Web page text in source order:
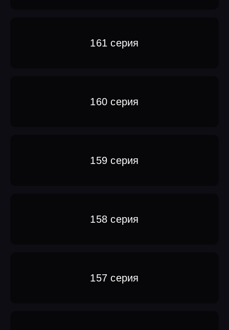
161 серия
160 серия
159 серия
158 серия
157 серия